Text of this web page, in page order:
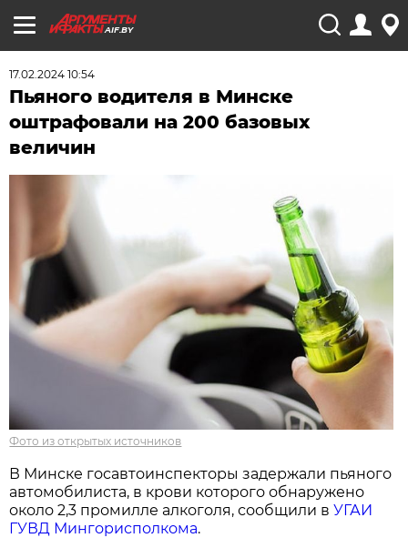
AIF.BY
17.02.2024 10:54
Пьяного водителя в Минске
оштрафовали на 200 базовых
величин
Фото из открытых источников
В Минске госавтоинспекторы задержали пьяного
автомобилиста, в крови которого обнаружено
около 2,3 промилле алкоголя, сообщили вУГАИ
ГУВД Мингорисполкома.